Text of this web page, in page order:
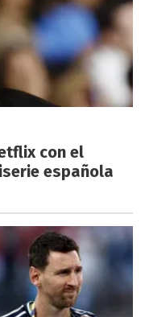
con el
española